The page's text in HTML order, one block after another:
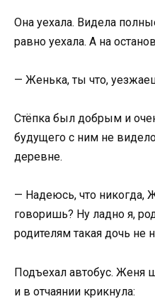
Она уехала. Видела
равно уехала. А на
— Женька, ты что,
Стёпка был добрым и
будущего с ним не
деревне.
— Надеюсь, что никогда,
говоришь? Ну ладно я,
родителям такая дочь не
Подъехал автобус. Женя
и в отчаянии крикнула: